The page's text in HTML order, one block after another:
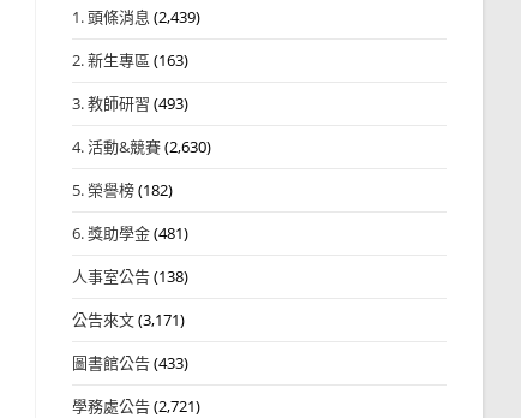
1. 頭條消息 (2,439)
2. 新生專區 (163)
3. 教師研習 (493)
4. 活動&競賽(2,630)
5. 榮譽榜(182)
6. 獎助學金(481)
人事室公告(138)
公告來文(3,171)
圖書館公告(433)
學務處公告(2,721)